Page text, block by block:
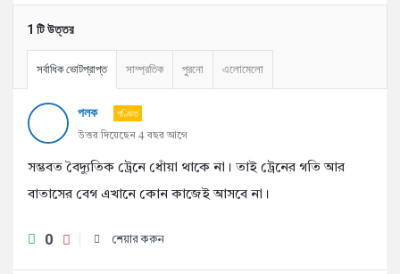
1 টি উত্তর
সর্বাধিক ভোটপ্রাপ্ত সাম্প্রতিক পুরনো এলোমেলো
পলক পণ্ডিত
উত্তর দিয়েছেন 4 বছর আগে
সম্ভবত বৈদ্যুতিক ট্রেনে ধোঁয়া থাকে না। তাই ট্রেনের গতি আর
বাতাসের বেগ এখানে কোন কাজেই আসবে না।
0 শেয়ার করুন